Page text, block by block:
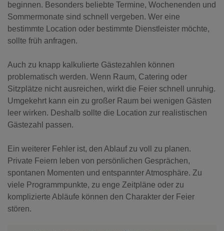
beginnen. Besonders beliebte Termine, Wochenenden und
Sommermonate sind schnell vergeben. Wer eine
bestimmte Location oder bestimmte Dienstleister möchte,
sollte früh anfragen.
Auch zu knapp kalkulierte Gästezahlen können
problematisch werden. Wenn Raum, Catering oder
Sitzplätze nicht ausreichen, wirkt die Feier schnell unruhig.
Umgekehrt kann ein zu großer Raum bei wenigen Gästen
leer wirken. Deshalb sollte die Location zur realistischen
Gästezahl passen.
Ein weiterer Fehler ist, den Ablauf zu voll zu planen.
Private Feiern leben von persönlichen Gesprächen,
spontanen Momenten und entspannter Atmosphäre. Zu
viele Programmpunkte, zu enge Zeitpläne oder zu
komplizierte Abläufe können den Charakter der Feier
stören.